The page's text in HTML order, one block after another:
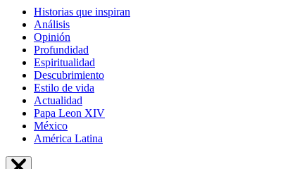
Historias que inspiran
Análisis
Opinión
Profundidad
Espiritualidad
Descubrimiento
Estilo de vida
Actualidad
Papa Leon XIV
México
América Latina